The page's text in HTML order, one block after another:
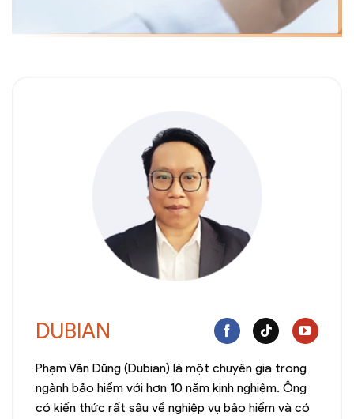
DUBIAN
Phạm Văn Dũng (Dubian) là một chuyên gia trong
ngành bảo hiểm với hơn 10 năm kinh nghiệm. Ông
có kiến thức rất sâu về nghiệp vụ bảo hiểm và có